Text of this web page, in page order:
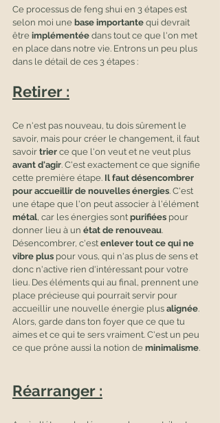
Ce processus de feng shui en 3 étapes est
selon moi une base importante qui devrait
être implémentée dans tout ce que l'on met
en place dans notre vie. Entrons un peu plus
dans le détail de ces 3 étapes :
Retirer :
Ce n'est pas nouveau, tu dois sûrement le
savoir, mais pour créer le changement, il faut
savoir trier ce que l'on veut et ne veut plus
avant d'agir. C'est exactement ce que signifie
cette première étape. Il faut désencombrer
pour accueillir de nouvelles énergies. C'est
une étape que l'on peut associer à l'élément
métal, car les énergies sont purifiées pour
donner lieu à un état de renouveau.
Désencombrer, c'est enlever tout ce qui ne
vibre plus pour vous, qui n'as plus de sens et
donc n'active rien d'intéressant pour votre
lieu. Des éléments qui au final, prennent une
place précieuse qui pourrait servir pour
accueillir une nouvelle énergie plus alignée.
Alors, garde dans ton foyer que ce que tu
aimes et ce qui te sers vraiment. C'est un peu
ce que prône aussi la notion de minimalisme.
Réarranger :